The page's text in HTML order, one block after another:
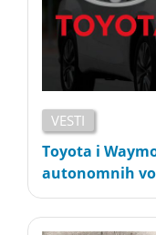
VESTI
Toyota i
autonomnih